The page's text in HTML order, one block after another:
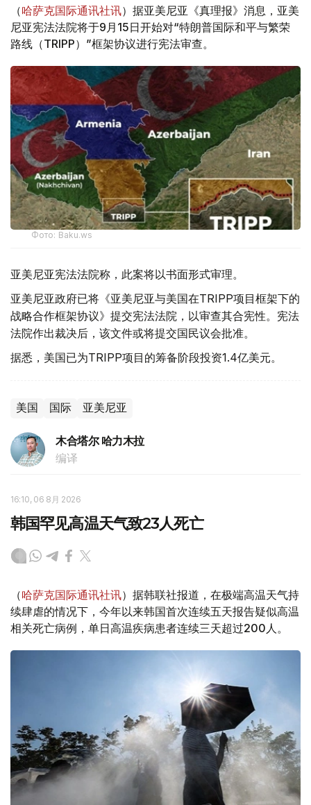
（哈萨克国际通讯社讯）据亚美尼亚《真理报》消息，亚美
尼亚宪法法院将于9月15日开始对“特朗普国际和平与繁荣
路线（TRIPP）”框架协议进行宪法审查。
Фото: Baku.ws
亚美尼亚宪法法院称，此案将以书面形式审理。
亚美尼亚政府已将《亚美尼亚与美国在TRIPP项目框架下的
战略合作框架协议》提交宪法法院，以审查其合宪性。宪法
法院作出裁决后，该文件或将提交国民议会批准。
据悉，美国已为TRIPP项目的筹备阶段投资1.4亿美元。
美国 国际 亚美尼亚
木合塔尔 哈力木拉
编译
16:10, 06 8月 2026
韩国罕见高温天气致23人死亡
（哈萨克国际通讯社讯）据韩联社报道，在极端高温天气持
续肆虐的情况下，今年以来韩国首次连续五天报告疑似高温
相关死亡病例，单日高温疾病患者连续三天超过200人。